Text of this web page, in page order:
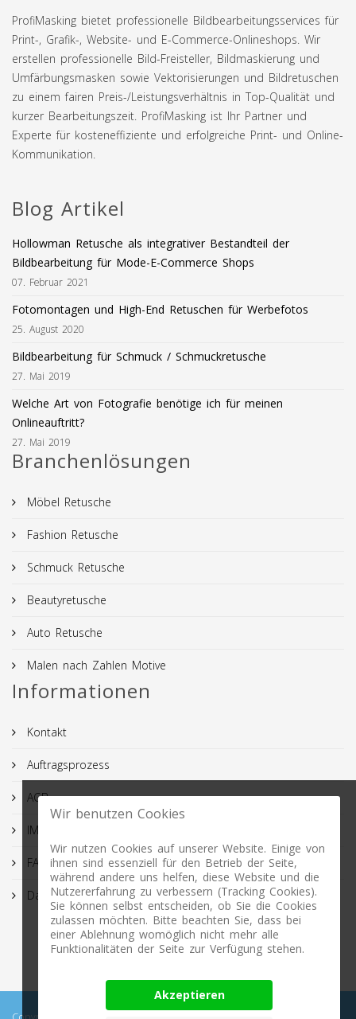
ProfiMasking bietet professionelle Bildbearbeitungsservices für
Print-, Grafik-, Website- und E-Commerce-Onlineshops. Wir
erstellen professionelle Bild-Freisteller, Bildmaskierung und
Umfärbungsmasken sowie Vektorisierungen und Bildretuschen
zu einem fairen Preis-/Leistungsverhältnis in Top-Qualität und
kurzer Bearbeitungszeit. ProfiMasking ist Ihr Partner und
Experte für kosteneffiziente und erfolgreiche Print- und Online-
Kommunikation.
Blog Artikel
Hollowman Retusche als integrativer Bestandteil der
Bildbearbeitung für Mode-E-Commerce Shops
07. Februar 2021
Fotomontagen und High-End Retuschen für Werbefotos
25. August 2020
Bildbearbeitung für Schmuck / Schmuckretusche
27. Mai 2019
Welche Art von Fotografie benötige ich für meinen
Onlineauftritt?
27. Mai 2019
Branchenlösungen
Möbel Retusche
Fashion Retusche
Schmuck Retusche
Beautyretusche
Auto Retusche
Malen nach Zahlen Motive
Informationen
Kontakt
Auftragsprozess
AGB
IMPRESSUM
FAQ
Datenschutz
Wir benutzen Cookies
Wir nutzen Cookies auf unserer Website. Einige von
ihnen sind essenziell für den Betrieb der Seite,
während andere uns helfen, diese Website und die
Nutzererfahrung zu verbessern (Tracking Cookies).
Sie können selbst entscheiden, ob Sie die Cookies
zulassen möchten. Bitte beachten Sie, dass bei
einer Ablehnung womöglich nicht mehr alle
Funktionalitäten der Seite zur Verfügung stehen.
Akzeptieren